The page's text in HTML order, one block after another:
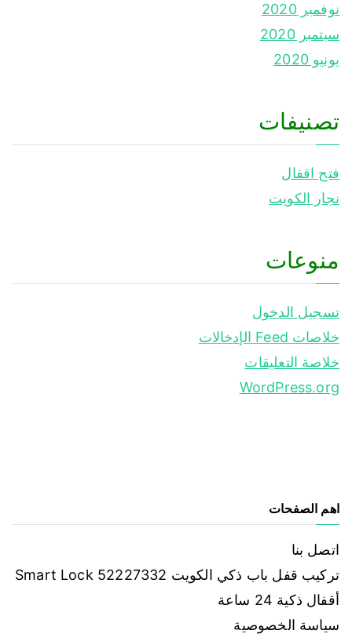
نوفمبر 2020
سبتمبر 2020
يونيو 2020
تصنيفات
فتح اقفال
نجار الكويت
منوعات
تسجيل الدخول
خلاصات Feed الإدخالات
خلاصة التعليقات
WordPress.org
اهم الصفحات
اتصل بنا
تركيب قفل باب ذكي الكويت 52227332 Smart Lock
أقفال ذكية 24 ساعة
سياسة الخصوصية